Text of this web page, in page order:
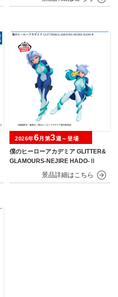
僕のヒーローアカデミア GLITTER&
GLAMOURS-NEJIRE HADO-Ⅱ
2026年6月第3週～登場